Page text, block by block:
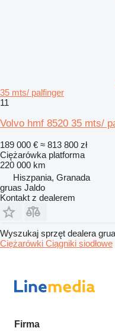
35 mts/ palfinger
11
Volvo hmf 8520 35 mts/
189 000 € ≈ 813 800 zł
Ciężarówka platforma
220 000 km
Hiszpania, Granada
gruas Jaldo
Kontakt z dealerem
Wyszukaj sprzęt dealera
Ciężarówki Ciągniki siodłowe
Firma